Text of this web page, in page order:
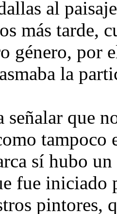
al
más tarde,
género, por
la
señalar que
sí hubo
fue
pintores,